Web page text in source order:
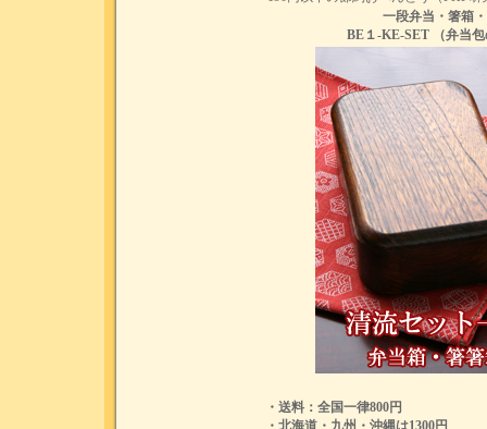
一段弁当・箸箱
BE１-KE-SET （弁当
・送料：全国一律800円